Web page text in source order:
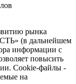
рынка
(в дальнейшем
информации с
повысить
Сookie-файлы -
на